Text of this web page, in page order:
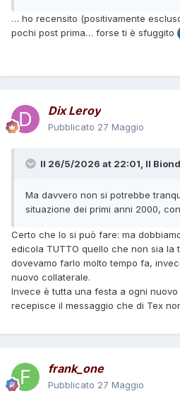
… ho recensito (positivamente
pochi post prima… forse ti è sfuggito
Dix Leroy
Pubblicato 27 Maggio
Il 26/5/2026 at 22:01, Il
Ma davvero non si potrebbe
situazione dei primi anni 2000,
Certo che lo si può fare: ma
edicola TUTTO quello che non sia la
dovevamo farlo molto tempo fa,
nuovo collaterale.
Invece è tutta una festa a ogni nuovo
recepisce il messaggio che di Tex
frank_one
Pubblicato 27 Maggio